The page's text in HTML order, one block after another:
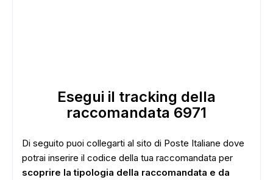
Esegui il tracking della
raccomandata 6971
Di seguito puoi collegarti al sito di Poste Italiane dove
potrai inserire il codice della tua raccomandata per
scoprire la tipologia della raccomandata e da